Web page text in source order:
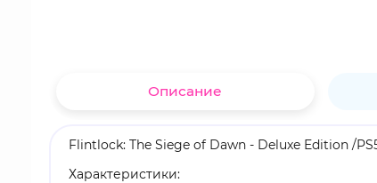
Описание
Flintlock: The Siege of Dawn - Deluxe Edition /
Характеристики: